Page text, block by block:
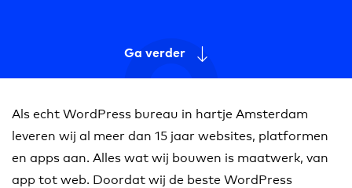
Ga verder
Als echt WordPress bureau in hartje Amsterdam
leveren wij al meer dan 15 jaar websites, platformen
en apps aan. Alles wat wij bouwen is maatwerk, van
app tot web. Doordat wij de beste WordPress